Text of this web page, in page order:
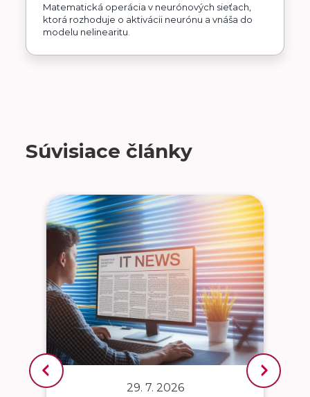
Matematická operácia v neurónových sieťach,
ktorá rozhoduje o aktivácii neurónu a vnáša do
modelu nelinearitu.
Súvisiace články
29. 7. 2026